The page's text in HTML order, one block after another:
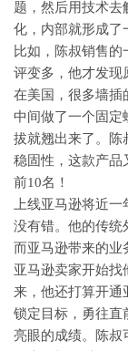
题，然后用技术去
化，内部就形成了
比如，陈叔销售
评变多，他才发现
在美国，很多墙插
中间做了一个固定
拔就翘出来了。陈
稳固性，这款产品
前10名！
上线亚马逊将近
没有错。他的传统
而亚马逊带来的业
亚马逊卖家开始
来，他还打算开通
锁定目标，勇往直
亮眼的成绩。陈叔